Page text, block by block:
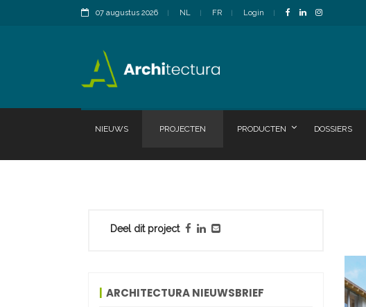
07 augustus 2026 NL FR Login
NIEUWS PROJECTEN PRODUCTEN DOSSIERS
Deel dit project
ARCHITECTURA NIEUWSBRIEF